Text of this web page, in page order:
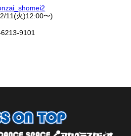
11(火)12:00〜)
9101